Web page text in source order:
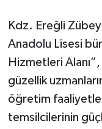
Kdz. Ereğli
Anadolu Lisesi
Hizmetleri
güzellik
öğretim
temsilcilerinin
İş ilanı
Kilimli
Kültür - Sanat